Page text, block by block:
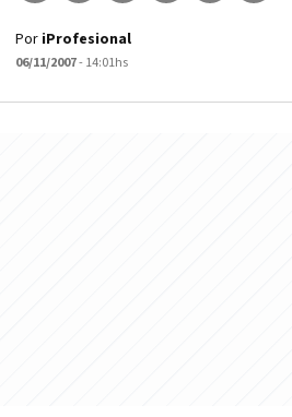
Por iProfesional
06/11/2007- 14:01hs